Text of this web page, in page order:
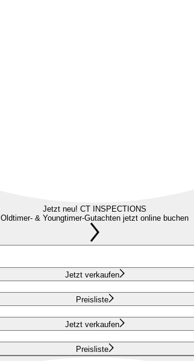
Jetzt neu! CT INSPECTIONS
Oldtimer- & Youngtimer-Gutachten jetzt online buchen
Jetzt verkaufen
Preisliste
Jetzt verkaufen
Preisliste